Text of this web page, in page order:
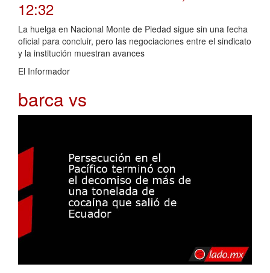
12:32
La huelga en Nacional Monte de Piedad sigue sin una fecha
oficial para concluir, pero las negociaciones entre el sindicato
y la institución muestran avances
El Informador
barca vs